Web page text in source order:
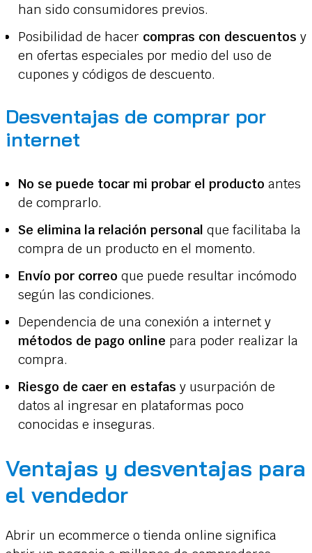
han sido consumidores previos.
Posibilidad de hacer compras con descuentos y
en ofertas especiales por medio del uso de
cupones y códigos de descuento.
Desventajas de comprar por
internet
No se puede tocar mi probar el producto antes
de comprarlo.
Se elimina la relación personal que facilitaba la
compra de un producto en el momento.
Envío por correo que puede resultar incómodo
según las condiciones.
Dependencia de una conexión a internet y
métodos de pago online para poder realizar la
compra.
Riesgo de caer en estafas y usurpación de
datos al ingresar en plataformas poco
conocidas e inseguras.
Ventajas y desventajas para
el vendedor
Abrir un ecommerce o tienda online significa